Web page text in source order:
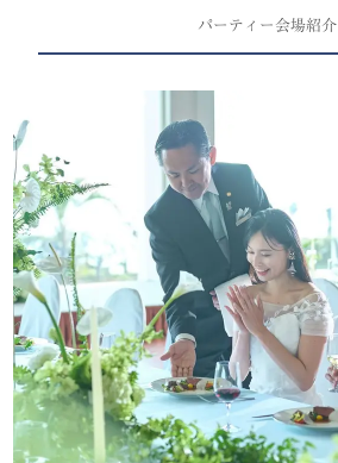
パーティー会場紹介